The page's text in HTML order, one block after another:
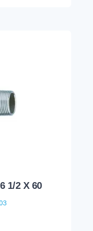
1/2 X 60